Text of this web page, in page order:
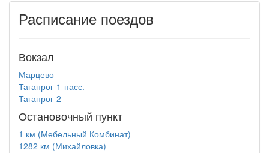
Расписание поездов
Вокзал
Марцево
Таганрог-1-пасс.
Таганрог-2
Остановочный пункт
1 км (Мебельный Комбинат)
1282 км (Михайловка)